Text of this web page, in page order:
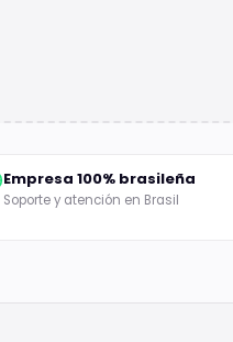
Empresa 100% brasileña
Soporte y atención en Brasil